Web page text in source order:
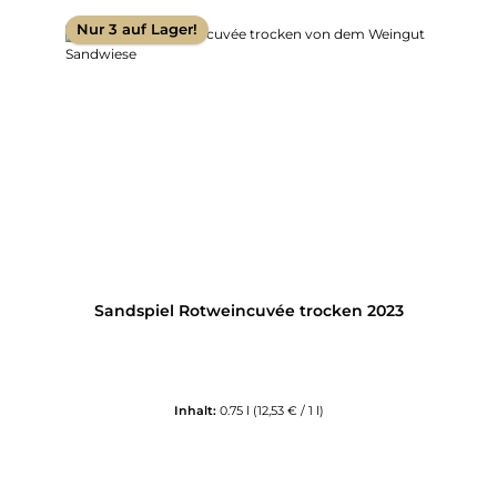
Nur 3 auf Lager!
Sandspiel Rotweincuvée trocken 2023
Inhalt: 0.75 l (12,53 € / 1 l)